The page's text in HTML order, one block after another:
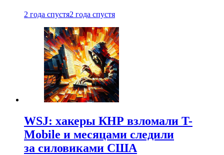
2 года спустя2 года спустя
WSJ: хакеры КНР взломали T-
Mobile и месяцами следили
за силовиками США